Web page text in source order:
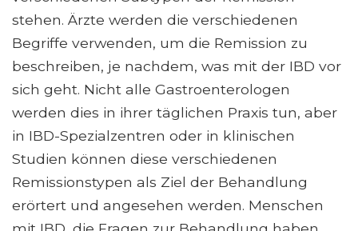
stehen. Ärzte werden die verschiedenen
Begriffe verwenden, um die Remission zu
beschreiben, je nachdem, was mit der IBD vor
sich geht. Nicht alle Gastroenterologen
werden dies in ihrer täglichen Praxis tun, aber
in IBD-Spezialzentren oder in klinischen
Studien können diese verschiedenen
Remissionstypen als Ziel der Behandlung
erörtert und angesehen werden. Menschen